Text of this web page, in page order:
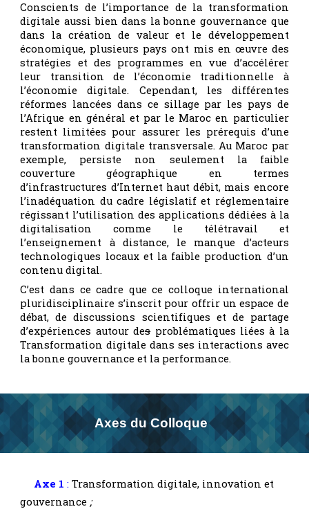
Conscients de l’importance de la transformation
digitale aussi bien dans la bonne gouvernance que
dans la création de valeur et le développement
économique, plusieurs pays ont mis en œuvre des
stratégies et des programmes en vue d’accélérer
leur transition de l’économie traditionnelle à
l’économie digitale. Cependant, les différentes
réformes lancées dans ce sillage par les pays de
l’Afrique en général et par le Maroc en particulier
restent limitées pour assurer les prérequis d’une
transformation digitale transversale. Au Maroc par
exemple, persiste non seulement la faible
couverture géographique en termes
d’infrastructures d’Internet haut débit, mais encore
l’inadéquation du cadre législatif et réglementaire
régissant l’utilisation des applications dédiées à la
digitalisation comme le télétravail et
l’enseignement à distance, le manque d’acteurs
technologiques locaux et la faible production d’un
contenu digital.
C’est dans ce cadre que ce colloque international
pluridisciplinaire s’inscrit pour offrir un espace de
débat, de discussions scientifiques et de partage
d’expériences autour desproblématiques liées à la
Transformation digitale dans ses interactions avec
la bonne gouvernance et la performance.
Axes du Colloque
Axe 1:Transformation digitale, innovation et
gouvernance ;